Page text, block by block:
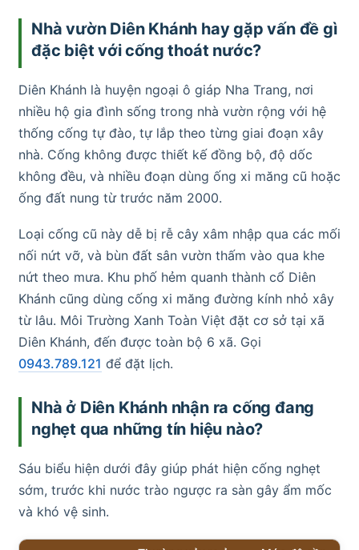
Nhà vườn Diên Khánh hay gặp vấn đề gì
đặc biệt với cống thoát nước?
Diên Khánh là huyện ngoại ô giáp Nha Trang, nơi
nhiều hộ gia đình sống trong nhà vườn rộng với hệ
thống cống tự đào, tự lắp theo từng giai đoạn xây
nhà. Cống không được thiết kế đồng bộ, độ dốc
không đều, và nhiều đoạn dùng ống xi măng cũ hoặc
ống đất nung từ trước năm 2000.
Loại cống cũ này dễ bị rễ cây xâm nhập qua các mối
nối nứt vỡ, và bùn đất sân vườn thấm vào qua khe
nứt theo mưa. Khu phố hẻm quanh thành cổ Diên
Khánh cũng dùng cống xi măng đường kính nhỏ xây
từ lâu. Môi Trường Xanh Toàn Việt đặt cơ sở tại xã
Diên Khánh, đến được toàn bộ 6 xã. Gọi
0943.789.121 để đặt lịch.
Nhà ở Diên Khánh nhận ra cống đang
nghẹt qua những tín hiệu nào?
Sáu biểu hiện dưới đây giúp phát hiện cống nghẹt
sớm, trước khi nước trào ngược ra sàn gây ẩm mốc
và khó vệ sinh.